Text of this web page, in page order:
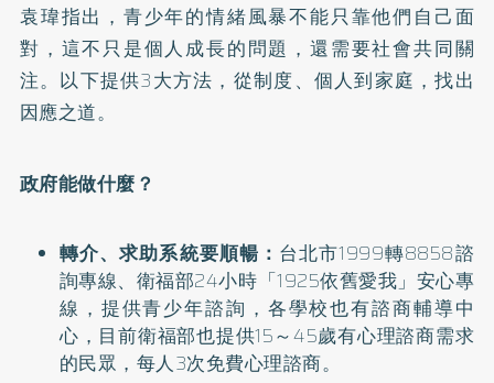
袁瑋指出，青少年的情緒風暴不能只靠他們自己面
對，這不只是個人成長的問題，還需要社會共同關
注。以下提供3大方法，從制度、個人到家庭，找出
因應之道。
政府能做什麼？
轉介、求助系統要順暢： 台北市1999轉8858諮
詢專線、衛福部24小時「1925依舊愛我」安心專
線，提供青少年諮詢，各學校也有諮商輔導中
心，目前衛福部也提供15～45歲有心理諮商需求
的民眾，每人3次免費心理諮商。